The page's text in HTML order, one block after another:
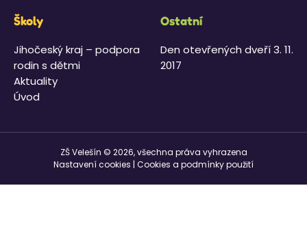
Školy
Jihočeský kraj – podpora
rodin s dětmi
Aktuality
Úvod
Ostatní
Den otevřených dveří 3. 11.
2017
ZŠ Velešín © 2026, všechna práva vyhrazena
Nastavení cookies Cookies a podmínky použití